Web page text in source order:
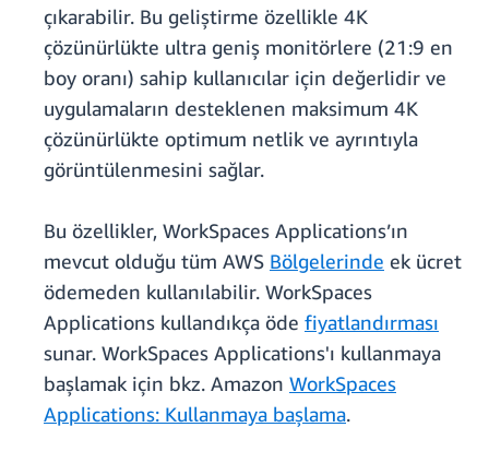
çıkarabilir. Bu geliştirme özellikle 4K
çözünürlükte ultra geniş monitörlere (21:9 en
boy oranı) sahip kullanıcılar için değerlidir ve
uygulamaların desteklenen maksimum 4K
çözünürlükte optimum netlik ve ayrıntıyla
görüntülenmesini sağlar.
Bu özellikler, WorkSpaces Applications’ın
mevcut olduğu tüm AWS Bölgelerinde ek ücret
ödemeden kullanılabilir. WorkSpaces
Applications kullandıkça öde fiyatlandırması
sunar. WorkSpaces Applications'ı kullanmaya
başlamak için bkz. Amazon WorkSpaces
Applications: Kullanmaya başlama.